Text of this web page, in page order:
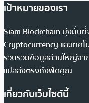
เป้าหมายของเรา
Siam Blockchain มุ่งมั่นที่
Cryptocurrency และเทค
รวบรวมข้อมูลส่วนใหญ่จาก
แปลส่งตรงถึงฟีดคุณ
เกี่ยวกับเว็บไซต์นี้